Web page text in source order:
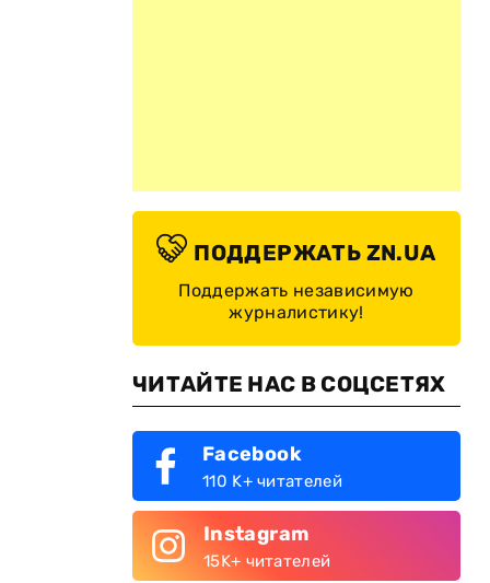
ПОДДЕРЖАТЬ ZN.UA
Поддержать независимую
журналистику!
ЧИТАЙТЕ НАС В СОЦСЕТЯХ
Facebook
110 K+ читателей
Instagram
15K+ читателей